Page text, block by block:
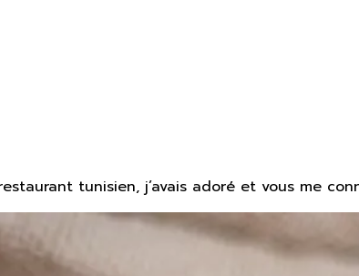
tunisien, j’avais adoré et vous me